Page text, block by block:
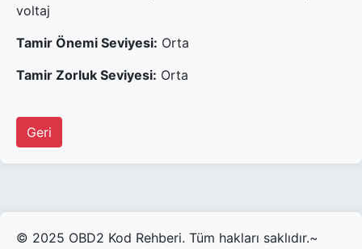
voltaj
Tamir Önemi Seviyesi: Orta
Tamir Zorluk Seviyesi: Orta
Geri
© 2025 OBD2 Kod Rehberi. Tüm hakları saklıdır.~